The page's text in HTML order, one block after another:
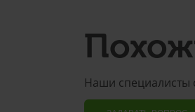
Наши специалисты